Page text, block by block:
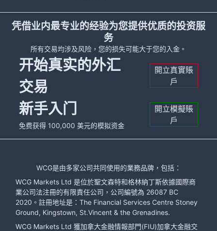
凭借业内最专业的经验为您提供优质的投资服
务
所有交易均涉及风险，您的损失可能大于您的入金。
开始真实的外汇
交易
開立真實賬
戶
新手入门
免费获得 100,000 美元的模拟资金
開立模擬賬
戶
WCG是由多家公司共同使用的業務品牌，包括：
WCG Markets Ltd 是位於聖文森特和格林納丁斯依據國際商
業公司法注冊的有限責任公司，公司編號為 26087 BC
2020。註冊地址是：The Financial Services Centre Stoney
Ground, Kingstown, St.Vincent & the Grenadines.
WCG Markets Ltd 獲加拿大金融情報部門(FIU)加拿大金融交